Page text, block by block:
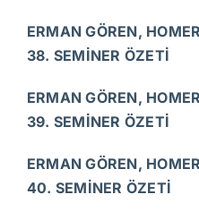
ERMAN GÖREN,
38. SEMİNER ÖZETİ
ERMAN GÖREN,
39. SEMİNER ÖZETİ
ERMAN GÖREN,
40. SEMİNER ÖZETİ